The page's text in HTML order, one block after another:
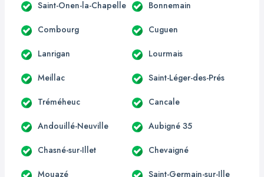
Saint-Onen-la-Chapelle Bonnemain
Combourg Cuguen
Lanrigan Lourmais
Meillac Saint-Léger-des-Prés
Tréméheuc Cancale
Andouillé-Neuville Aubigné 35
Chasné-sur-Illet Chevaigné
Mouazé Saint-Germain-sur-Ille